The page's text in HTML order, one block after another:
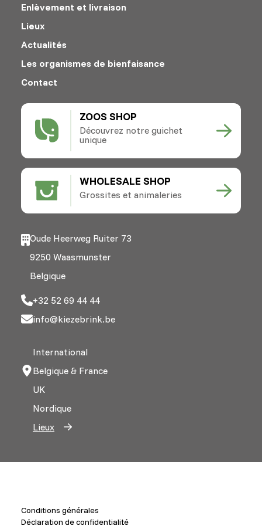
ZOOS SHOP
Découvrez notre guichet
unique
WHOLESALE SHOP
Grossites et animaleries
Enlèvement et livraison
Lieux
Actualités
Les organismes de bienfaisance
Contact
Oude Heerweg Ruiter 73
9250 Waasmunster
Belgique
+32 52 69 44 44
info@kiezebrink.be
International
Belgique & France
UK
Nordique
Lieux
Conditions générales
Déclaration de confidentialité